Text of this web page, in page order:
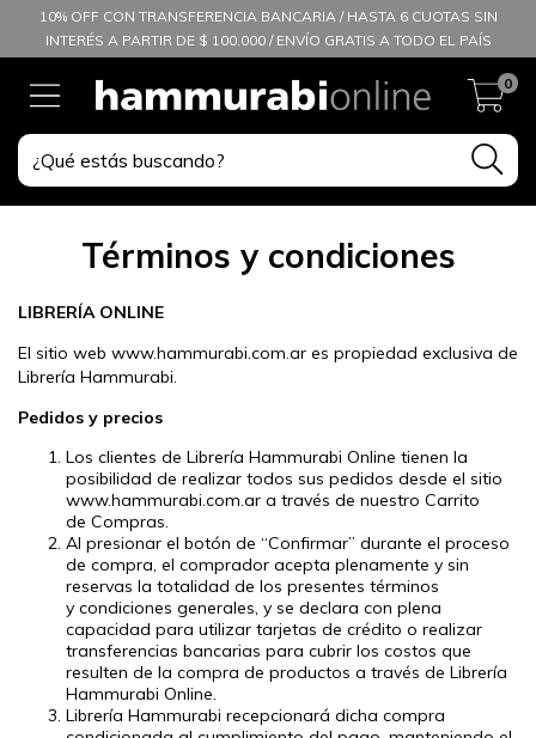
10% OFF CON TRANSFERENCIA BANCARIA / HASTA 6 CUOTAS SIN
INTERÉS A PARTIR DE $ 100.000 / ENVÍO GRATIS A TODO EL PAÍS
0
Términos y condiciones
LIBRERÍA ONLINE
El sitio web www.hammurabi.com.ar es propiedad exclusiva de
Librería Hammurabi.
Pedidos y precios
Los clientes de Librería Hammurabi Online tienen la
posibilidad de realizar todos sus pedidos desde el sitio
www.hammurabi.com.ar a través de nuestro Carrito
de Compras.
Al presionar el botón de “Confirmar” durante el proceso
de compra, el comprador acepta plenamente y sin
reservas la totalidad de los presentes términos
y condiciones generales, y se declara con plena
capacidad para utilizar tarjetas de crédito o realizar
transferencias bancarias para cubrir los costos que
resulten de la compra de productos a través de Librería
Hammurabi Online.
Librería Hammurabi recepcionará dicha compra